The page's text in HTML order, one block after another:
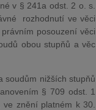
v § 241a odst. 2 o. s.
rozhodnutí ve věci
posouzení věci
obou stupňů a věc
soudům nižších stupňů
§ 709 odst. 1
znění platném k 30.